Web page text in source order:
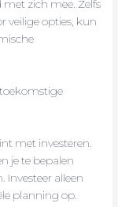
zich mee. Zelfs
veilige opties, kun
met investeren.
je te bepalen
Investeer alleen
planning op.